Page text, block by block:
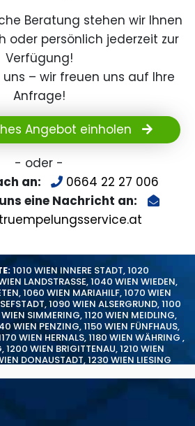
Beratung stehen wir Ihnen
oder persönlich jederzeit zur
Verfügung!
uns – wir freuen uns auf Ihre
Anfrage!
Angebot einholen
- oder -
an:
0664 22 27 006
eine Nachricht an:
1010 WIEN INNERE STADT,1020
LANDSTRASSE,1040 WIEN WIEDEN,
,1060 WIEN MARIAHILF,1070 WIEN
,1090 WIEN ALSERGRUND,1100
WIEN SIMMERING,1120 WIEN MEIDLING,
WIEN PENZING,1150 WIEN FÜNFHAUS,
WIEN HERNALS,1180 WIEN WÄHRING ,
,1200 WIEN BRIGITTENAU,1210 WIEN
DONAUSTADT,1230 WIEN LIESING